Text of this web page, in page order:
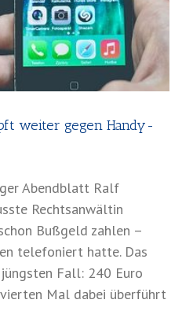
weiter gegen Handy-
Abendblatt Ralf
Rechtsanwältin
Bußgeld zahlen –
telefoniert hatte. Das
Fall: 240 Euro
Mal dabei überführt